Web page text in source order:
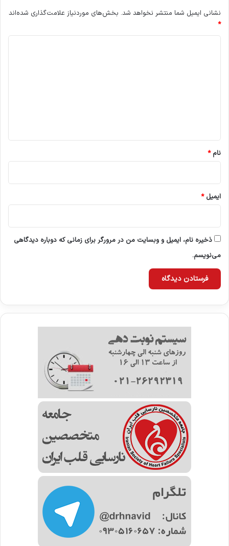
نشانی ایمیل شما منتشر نخواهد شد. بخش‌های موردنیاز علامت‌گذاری شده‌اند
*
نام*
ایمیل*
ذخیره نام، ایمیل و وبسایت من در مرورگر برای زمانی که دوباره دیدگاهی
می‌نویسم.